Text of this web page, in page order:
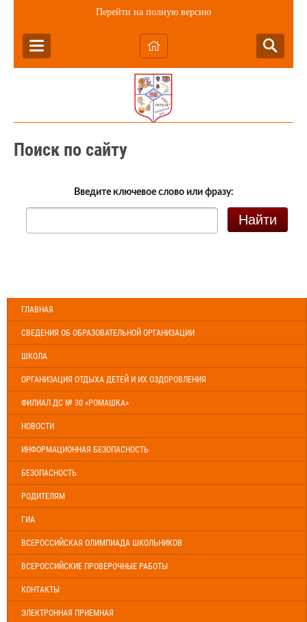
Перейти на полную версию
Поиск по сайту
Введите ключевое слово или фразу:
Найти
ГЛАВНАЯ
СВЕДЕНИЯ ОБ ОБРАЗОВАТЕЛЬНОЙ ОРГАНИЗАЦИИ
ШКОЛА
ОРГАНИЗАЦИЯ ОТДЫХА ДЕТЕЙ И ИХ ОЗДОРОВЛЕНИЯ
ФИЛИАЛ ДС № 30 «РОМАШКА»
НОВОСТИ
ИНФОРМАЦИОННАЯ БЕЗОПАСНОСТЬ
БЕЗОПАСНОСТЬ
РОДИТЕЛЯМ
ГИА
ВСЕРОССИЙСКАЯ ОЛИМПИАДА ШКОЛЬНИКОВ
ВСЕРОССИЙСКИЕ ПРОВЕРОЧНЫЕ РАБОТЫ
КОНТАКТЫ
ЭЛЕКТРОННАЯ ПРИЕМНАЯ